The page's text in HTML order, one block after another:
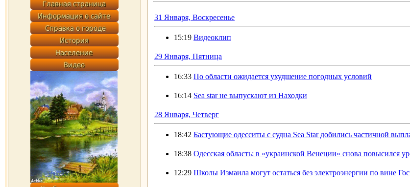
31 Января, Воскресенье
15:19 Видеоклип
29 Января, Пятница
16:33 По области ожидается ухудшение погодных условий
16:14 Sea star не выпускают из Находки
28 Января, Четверг
18:42 Бастующие одесситы с судна Sea Star добились частичной
18:38 Одесская область: в «украинской Венеции» снова повысился
12:29 Школы Измаила могут остаться без электроэнергии по вине